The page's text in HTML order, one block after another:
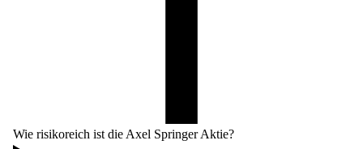
Wie risikoreich ist die Axel Springer Aktie?